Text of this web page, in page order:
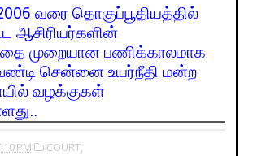
வரை தொகுப்பூதியத்தில்
ஆசிரியர்களின்
முறையான பணிக்காலமாக
சென்னை உயர்நீதி மன்ற
வழக்குகள்
PM COURT,